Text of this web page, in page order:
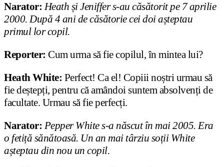
Narator:Heath și Jeniffer s-au căsătorit pe 7 aprilie
2000. După 4 ani de căsătorie cei doi așteptau
primul lor copil.
Reporter: Cum urma să fie copilul, în mintea lui?
Heath White: Perfect! Ca el! Copiii noștri urmau să
fie deștepți, pentru că amândoi suntem absolvenți de
facultate. Urmau să fie perfecți.
Narator: Pepper White s-a născut în mai 2005. Era
o fetiță sănătoasă. Un an mai târziu soții White
așteptau din nou un copil.